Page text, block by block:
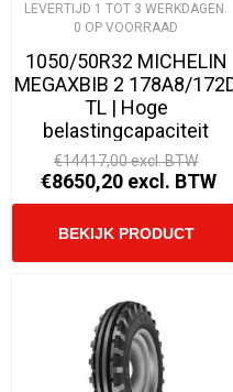
LEVERTIJD 1 TOT 3 WERKDAGEN.
0 OP VOORRAAD
1050/50R32 MICHELIN
MEGAXBIB 2 178A8/
TL | Hoge
belastingcapaciteit
€14417,00 excl. BTW
€8650,20 excl. BTW